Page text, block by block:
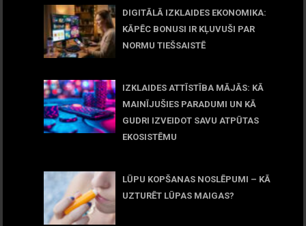
DIGITĀLĀ IZKLAIDES EKONOMIKA:
KĀPĒC BONUSI IR KĻUVUŠI PAR
NORMU TIEŠSAISTĒ
IZKLAIDES ATTĪSTĪBA MĀJĀS: KĀ
MAINĪJUŠIES PARADUMI UN KĀ
GUDRI IZVEIDOT SAVU ATPŪTAS
EKOSISTĒMU
LŪPU KOPŠANAS NOSLĒPUMI – KĀ
UZTURĒT LŪPAS MAIGAS?